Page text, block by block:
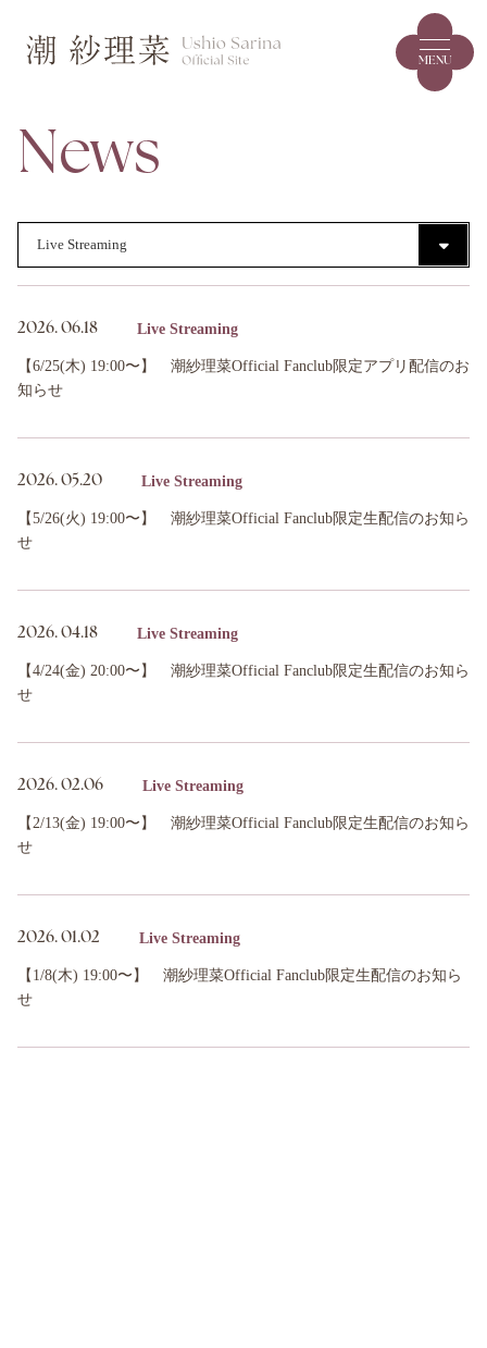
MENU
News
2026. 06.18 Live Streaming
【6/25(木) 19:00〜】 潮紗理菜Official Fanclub限定アプリ配信のお
知らせ
2026. 05.20 Live Streaming
【5/26(火) 19:00〜】 潮紗理菜Official Fanclub限定生配信のお知ら
せ
2026. 04.18 Live Streaming
【4/24(金) 20:00〜】 潮紗理菜Official Fanclub限定生配信のお知ら
せ
2026. 02.06 Live Streaming
【2/13(金) 19:00〜】 潮紗理菜Official Fanclub限定生配信のお知ら
せ
2026. 01.02 Live Streaming
【1/8(木) 19:00〜】 潮紗理菜Official Fanclub限定生配信のお知ら
せ